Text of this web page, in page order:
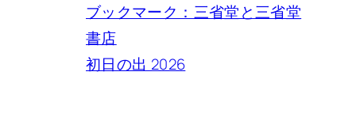
ブックマーク：三省堂と三省堂
書店
初日の出 2026